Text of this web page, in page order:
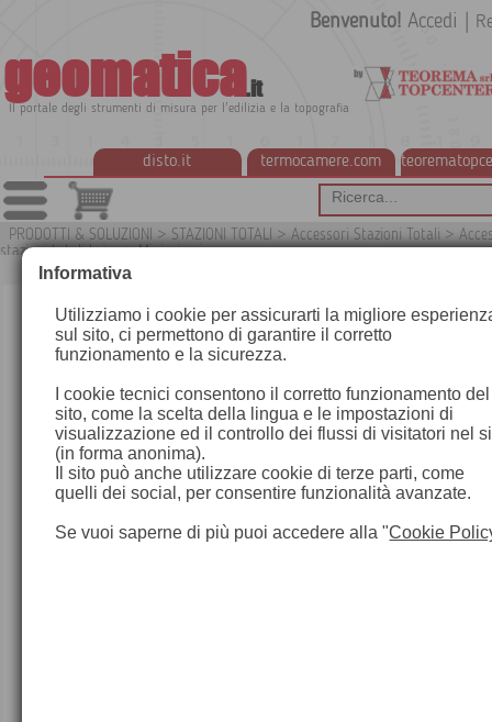
geomatica.it
Il portale degli strumenti di misura per l'edilizia e la topografia
disto.it termocamere.com
Benvenuto! Accedi
PRODOTTI & SOLUZIONI > STAZIONI TOTALI > Accessori Stazioni Totali >
stazioni totali Leica>Miniprismi
Informativa
Utilizziamo i cookie per assicurarti la migliore
sul sito, ci permettono di garantire il corretto
funzionamento e la sicurezza.
I cookie tecnici consentono il corretto funzionamento del
sito, come la scelta della lingua e le impostazioni di
visualizzazione ed il controllo dei flussi di visitatori nel
(in forma anonima).
Il sito può anche utilizzare cookie di terze parti, come
quelli dei social, per consentire funzionalità avanzate.
Se vuoi saperne di più puoi accedere alla "Cookie